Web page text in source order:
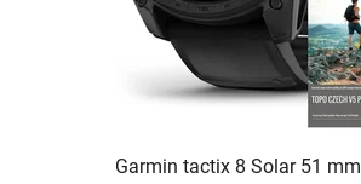
Garmin tactix 8 Solar 51 mm